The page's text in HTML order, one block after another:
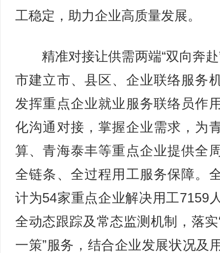
工稳定，助力企业高质量发展。
精准对接让供需两端“双向奔赴
市建立市、县区、企业联络服务
发挥重点企业就业服务联络员作
化沟通对接，掌握企业需求，为
算、青海泰丰等重点企业提供全
全链条、全过程用工服务保障。
计为54家重点企业解决用工7159
全动态跟踪及常态监测机制，落实
一策”服务，结合企业发展状况及